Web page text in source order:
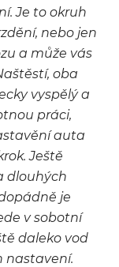
Je to okruh
nebo jen
a může vás
oba
vyspělý a
práci,
auta
Ještě
dlouhých
je
v sobotní
daleko vod
nastavení.